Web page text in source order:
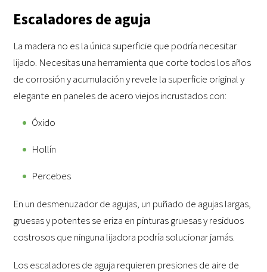
Escaladores de aguja
La madera no es la única superficie que podría necesitar
lijado. Necesitas una herramienta que corte todos los años
de corrosión y acumulación y revele la superficie original y
elegante en paneles de acero viejos incrustados con:
Óxido
Hollín
Percebes
En un desmenuzador de agujas, un puñado de agujas largas,
gruesas y potentes se eriza en pinturas gruesas y residuos
costrosos que ninguna lijadora podría solucionar jamás.
Los escaladores de aguja requieren presiones de aire de